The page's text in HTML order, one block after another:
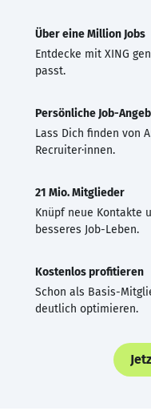
Über eine Million Jobs
Entdecke mit XING
passt.
Persönliche Job-
Lass Dich finden von
Recruiter·innen.
21 Mio. Mitglieder
Knüpf neue Kontakte
besseres Job-Leben.
Kostenlos profitieren
Schon als Basis-
deutlich optimieren.